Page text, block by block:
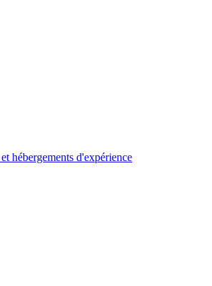
hébergements d'expérience